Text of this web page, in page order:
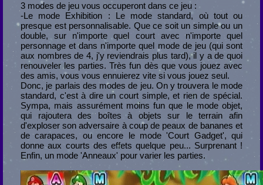
3 modes de jeu vous occuperont dans ce jeu :
-Le mode Exhibition : Le mode standard, où tout ou
presque est personnalisable. Que ce soit un simple ou un
double, sur n'importe quel court avec n'importe quel
personnage et dans n'importe quel mode de jeu (qui sont
aux nombres de 4, j'y reviendrais plus tard), il y a de quoi
renouveler les parties. Très fun dès que vous jouez avec
des amis, vous vous ennuierez vite si vous jouez seul.
Donc, je parlais des modes de jeu. On y trouvera le mode
standard, c'est à dire un court simple, et rien de spécial.
Sympa, mais assurément moins fun que le mode objet,
qui rajoutera des boîtes à objets sur le terrain afin
d'exploser son adversaire à coup de peaux de bananes et
de carapaces, ou encore le mode 'Court Gadget', qui
donne aux courts des effets quelque peu... Surprenant !
Enfin, un mode 'Anneaux' pour varier les parties.